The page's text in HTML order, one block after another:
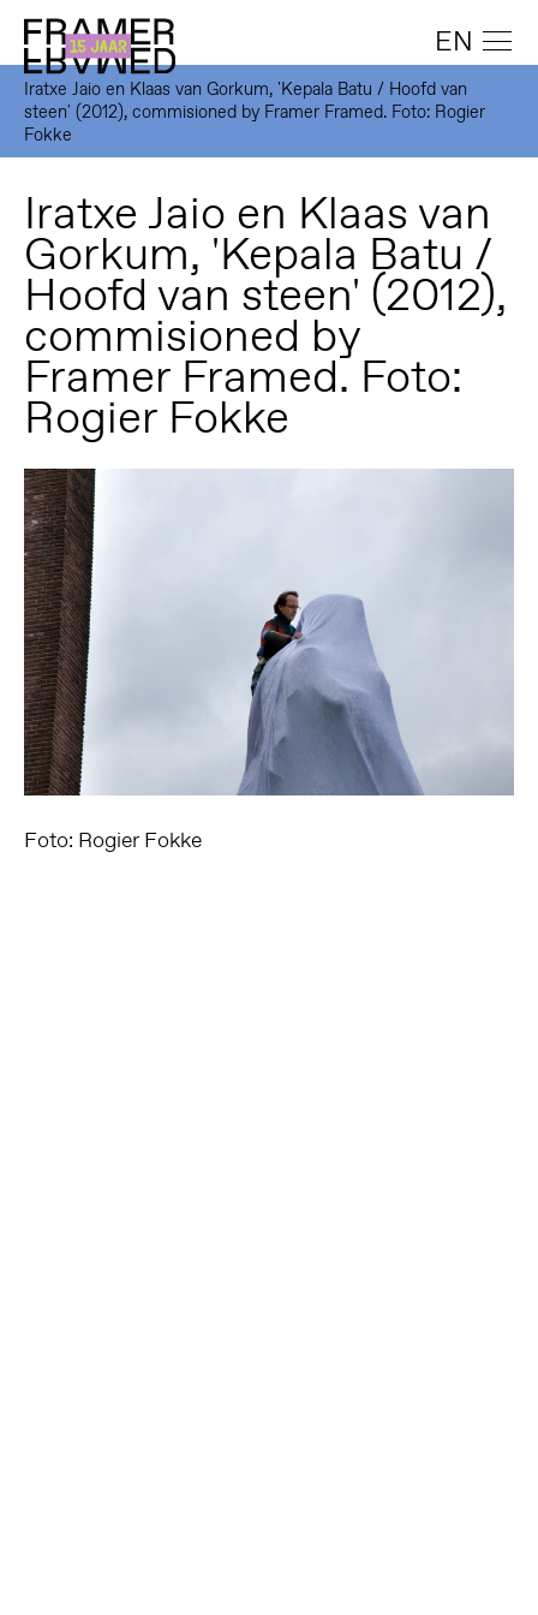
EN
Iratxe Jaio en Klaas van Gorkum, 'Kepala Batu / Hoofd van
steen' (2012), commisioned by Framer Framed. Foto: Rogier
Fokke
Iratxe Jaio en Klaas van
Gorkum, 'Kepala Batu /
Hoofd van steen' (2012),
commisioned by
Framer Framed. Foto:
Rogier Fokke
Foto: Rogier Fokke